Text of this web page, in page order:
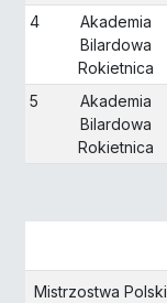
4
Akademia
Bilardowa
Rokietnica
5
Akademia
Bilardowa
Rokietnica
Mistrzostwa Polski